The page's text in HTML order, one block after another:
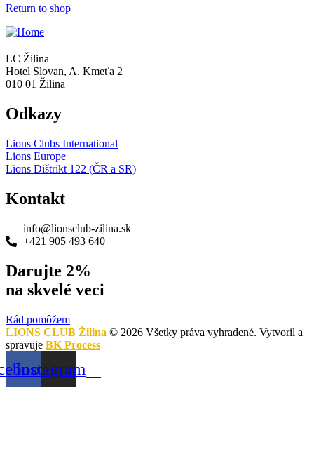
Return to shop
LC Žilina
Hotel Slovan, A. Kmeťa 2
010 01 Žilina
Odkazy
Lions Clubs International
Lions Europe
Lions Dištrikt 122 (ČR a SR)
Kontakt
info@lionsclub-zilina.sk
+421 905 493 640
Darujte 2%
na skvelé veci
Rád pomôžem
LIONS CLUB Žilina © 2026 Všetky práva vyhradené. Vytvoril a
spravuje BK Process
Instagram